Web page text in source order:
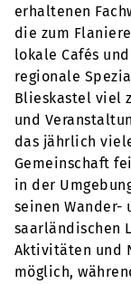
erhaltenen
die zum
lokale Cafés
regionale
Blieskastel viel
und
das jährlich
Gemeinschaft
in der
seinen Wander-
saarländischen
Aktivitäten und
möglich,